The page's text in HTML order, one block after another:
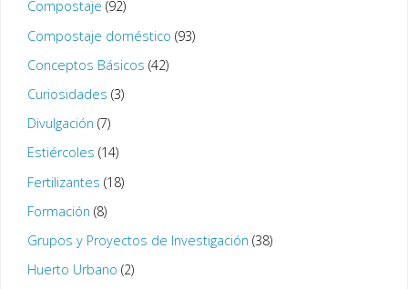
Compostaje (92)
Compostaje doméstico (93)
Conceptos Básicos (42)
Curiosidades (3)
Divulgación (7)
Estiércoles (14)
Fertilizantes (18)
Formación (8)
Grupos y Proyectos de Investigación (38)
Huerto Urbano (2)